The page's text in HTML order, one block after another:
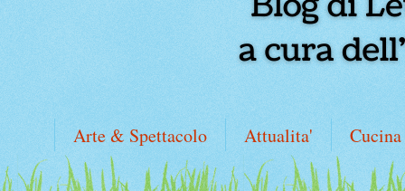
Arte & Spettacolo Attualita' Cucina